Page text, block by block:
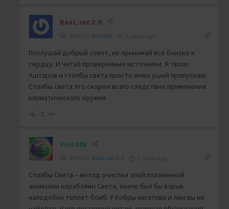
BaaL.ver.2.0
Viva888
Послушай добрый совет, не принимай всё близко к
сердцу. И читай проверенные источники. Я твоих
Аштаров и столбы света просто мимо ушей пропускаю.
Столбы света это скорее всего следствие применения
климатического оружия
2
Viva888
BaaL.ver.2.0
Столбы Света – метод очистки злой плазменной
аномалии кораблями Света, иначе был бы взрыв
наподобие топлет-бомб. У Кобры негатива и лжи вы не